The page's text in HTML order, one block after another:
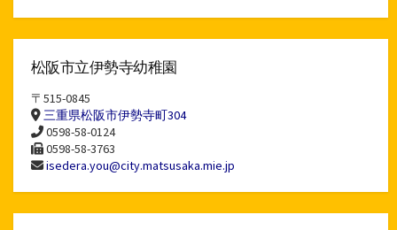
松阪市立伊勢寺幼稚園
〒515-0845
三重県松阪市伊勢寺町304
0598-58-0124
0598-58-3763
isedera.you@city.matsusaka.mie.jp